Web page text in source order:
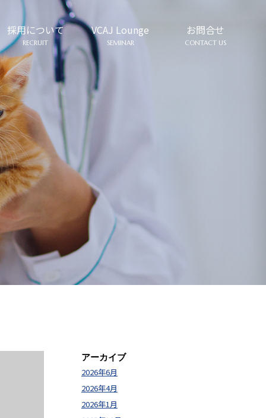
採用について
RECRUIT
VCAJ Lounge
SEMINAR
お問合せ
CONTACT US
アーカイブ
2026年6月
2026年4月
2026年1月